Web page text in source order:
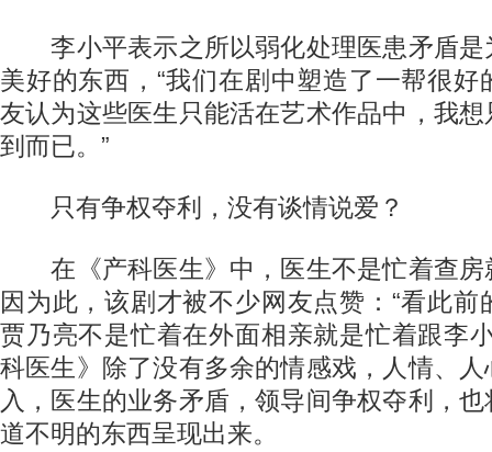
李小平表示之所以弱化处理医患矛盾是
美好的东西，“我们在剧中塑造了一帮很好
友认为这些医生只能活在艺术作品中，我
到而已。”
只有争权夺利，没有谈情说爱？
在《产科医生》中，医生不是忙着查房
因为此，该剧才被不少网友点赞：“看此前
贾乃亮不是忙着在外面相亲就是忙着跟李
科医生》除了没有多余的情感戏，人情、
入，医生的业务矛盾，领导间争权夺利，
道不明的东西呈现出来。